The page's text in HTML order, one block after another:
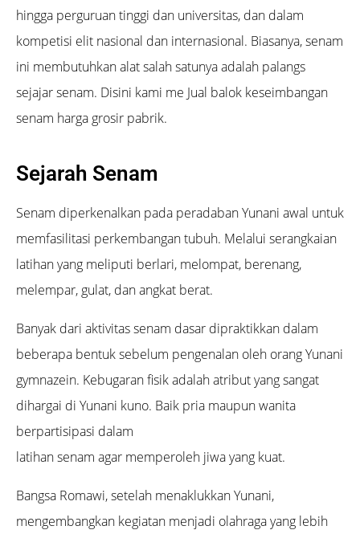
hingga perguruan tinggi dan universitas, dan dalam
kompetisi elit nasional dan internasional. Biasanya, senam
ini membutuhkan alat salah satunya adalah palangs
sejajar senam. Disini kami me Jual balok keseimbangan
senam harga grosir pabrik.
Sejarah Senam
Senam diperkenalkan pada peradaban Yunani awal untuk
memfasilitasi perkembangan tubuh. Melalui serangkaian
latihan yang meliputi berlari, melompat, berenang,
melempar, gulat, dan angkat berat.
Banyak dari aktivitas senam dasar dipraktikkan dalam
beberapa bentuk sebelum pengenalan oleh orang Yunani
gymnazein. Kebugaran fisik adalah atribut yang sangat
dihargai di Yunani kuno. Baik pria maupun wanita
berpartisipasi dalam
latihan senam agar memperoleh jiwa yang kuat.
Bangsa Romawi, setelah menaklukkan Yunani,
mengembangkan kegiatan menjadi olahraga yang lebih